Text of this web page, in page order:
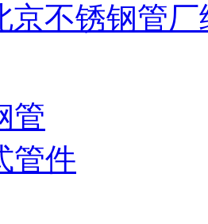
京不锈钢管
管
管件